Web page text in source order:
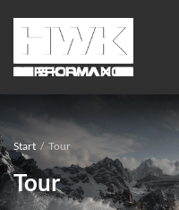
Start / Tour
Tour